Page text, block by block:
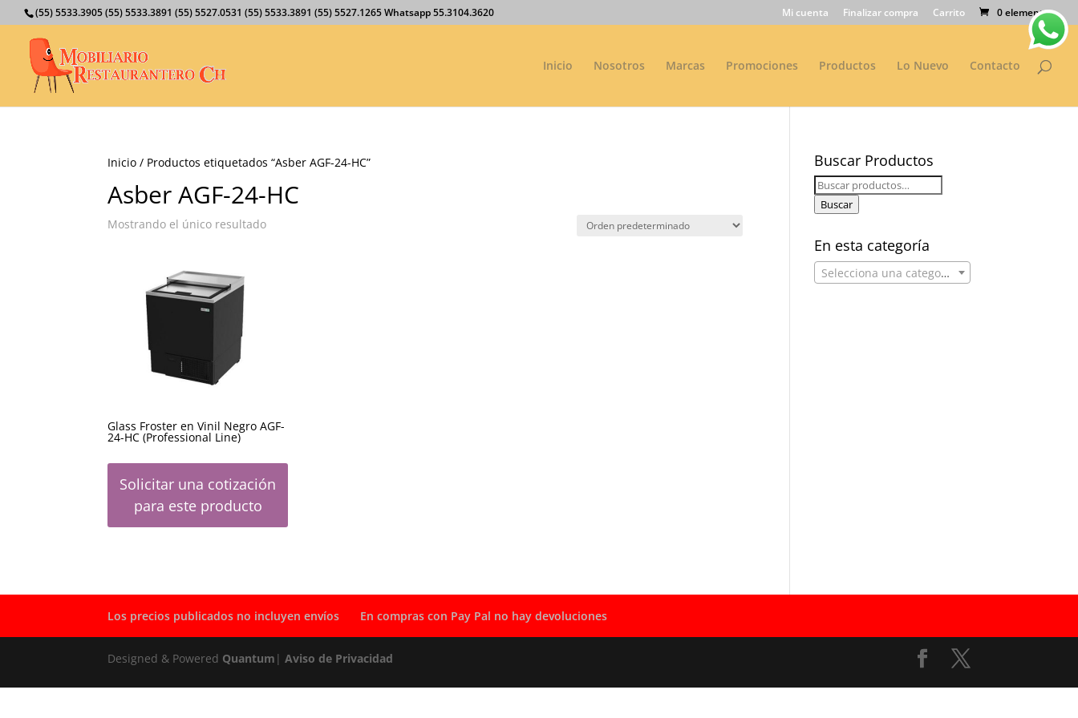
(55) 5533.3905 (55) 5533.3891 (55) 5527.0531 (55) 5533.3891 (55) 5527.1265 Whatsapp 55.3104.3620 Mi cuenta Finalizar compra Carrito 0 elementos
Inicio Nosotros Marcas Promociones Productos Lo Nuevo Contacto
Inicio / Productos etiquetados “Asber AGF-24-HC”
Asber AGF-24-HC
Mostrando el único resultado
Glass Froster en Vinil Negro AGF-
24-HC (Professional Line)
Solicitar una cotización
para este producto
Buscar Productos
Buscar
por:
Buscar
En esta categoría
Selecciona una categoría
Los precios publicados no incluyen envíos En compras con Pay Pal no hay devoluciones
Designed & Powered Quantum |Aviso de Privacidad